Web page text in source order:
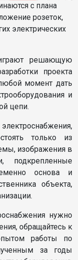
с плана
розеток,
электрических
решающую
проекта
момент дать
и
цепи.
только из
изображения в
подкрепленные
основа и
объекта,
нужно
обращайтесь к
работы по
за годы